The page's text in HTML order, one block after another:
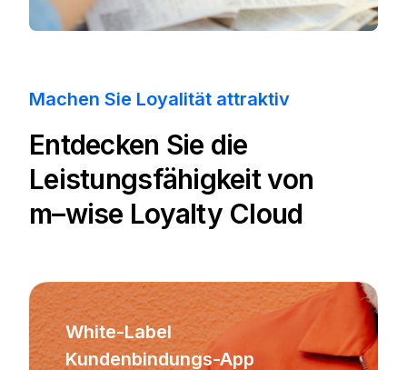
Machen Sie Loyalität attraktiv
Entdecken Sie die
Leistungsfähigkeit von
m–wise Loyalty Cloud
White-Label
Kundenbindungs-App